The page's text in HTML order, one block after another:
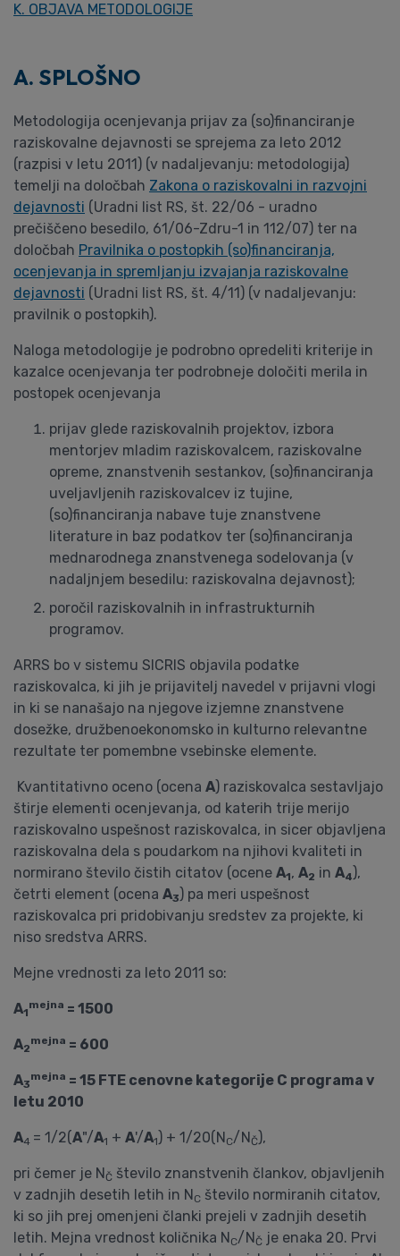
K. OBJAVA METODOLOGIJE
A. SPLOŠNO
Metodologija ocenjevanja prijav za (so)financiranje
raziskovalne dejavnosti se sprejema za leto 2012
(razpisi v letu 2011) (v nadaljevanju: metodologija)
temelji na določbah Zakona o raziskovalni in razvojni
dejavnosti (Uradni list RS, št. 22/06 - uradno
prečiščeno besedilo, 61/06-Zdru-1 in 112/07) ter na
določbah Pravilnika o postopkih (so)financiranja,
ocenjevanja in spremljanju izvajanja raziskovalne
dejavnosti (Uradni list RS, št. 4/11) (v nadaljevanju:
pravilnik o postopkih).
Naloga metodologije je podrobno opredeliti kriterije in
kazalce ocenjevanja ter podrobneje določiti merila in
postopek ocenjevanja
prijav glede raziskovalnih projektov, izbora
mentorjev mladim raziskovalcem, raziskovalne
opreme, znanstvenih sestankov, (so)financiranja
uveljavljenih raziskovalcev iz tujine,
(so)financiranja nabave tuje znanstvene
literature in baz podatkov ter (so)financiranja
mednarodnega znanstvenega sodelovanja (v
nadaljnjem besedilu: raziskovalna dejavnost);
poročil raziskovalnih in infrastrukturnih
programov.
ARRS bo v sistemu SICRIS objavila podatke
raziskovalca, ki jih je prijavitelj navedel v prijavni vlogi
in ki se nanašajo na njegove izjemne znanstvene
dosežke, družbenoekonomsko in kulturno relevantne
rezultate ter pomembne vsebinske elemente.
Kvantitativno oceno (ocena A) raziskovalca sestavljajo
štirje elementi ocenjevanja, od katerih trije merijo
raziskovalno uspešnost raziskovalca, in sicer objavljena
raziskovalna dela s poudarkom na njihovi kvaliteti in
normirano število čistih citatov (ocene A1, A2 in A4),
četrti element (ocena A3) pa meri uspešnost
raziskovalca pri pridobivanju sredstev za projekte, ki
niso sredstva ARRS.
Mejne vrednosti za leto 2011 so:
A1
mejna = 1500
A2
mejna = 600
A3
mejna = 15 FTE cenovne kategorije C programa v
letu 2010
A4 = 1/2(A"/A1 + A'/A1) + 1/20(NC/NČ),
pri čemer je NČ število znanstvenih člankov, objavljenih
v zadnjih desetih letih in NC število normiranih citatov,
ki so jih prej omenjeni članki prejeli v zadnjih desetih
letih. Mejna vrednost količnika NC/NČ je enaka 20. Prvi